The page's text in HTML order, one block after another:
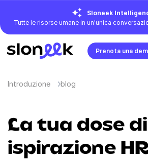
Sloneek
Tutte le risorse umane in un'unica
Prenota una
Introduzione blog
La tua dose di
ispirazione HR